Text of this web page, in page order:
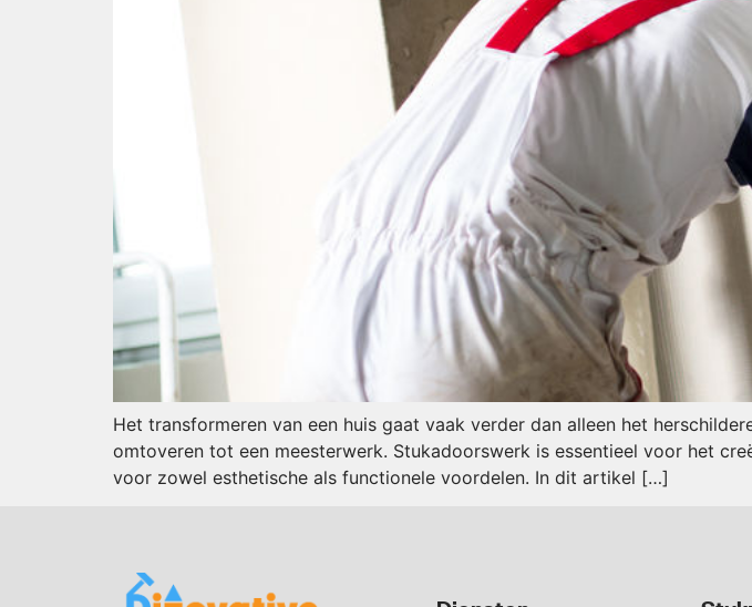
Het transformeren van een huis gaat vaak verder dan alleen het
omtoveren tot een meesterwerk. Stukadoorswerk is essentieel voor het
voor zowel esthetische als functionele voordelen. In dit artikel […]